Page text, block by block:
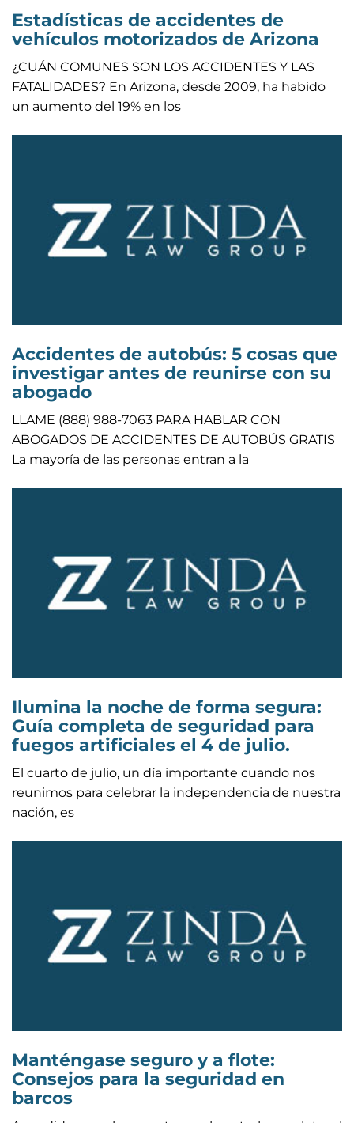
Estadísticas de accidentes de
vehículos motorizados de Arizona
¿CUÁN COMUNES SON LOS ACCIDENTES Y LAS
FATALIDADES? En Arizona, desde 2009, ha habido
un aumento del 19% en los
Accidentes de autobús: 5 cosas que
investigar antes de reunirse con su
abogado
LLAME (888) 988-7063 PARA HABLAR CON
ABOGADOS DE ACCIDENTES DE AUTOBÚS GRATIS
La mayoría de las personas entran a la
Ilumina la noche de forma segura:
Guía completa de seguridad para
fuegos artificiales el 4 de julio.
El cuarto de julio, un día importante cuando nos
reunimos para celebrar la independencia de nuestra
nación, es
Manténgase seguro y a flote:
Consejos para la seguridad en
barcos